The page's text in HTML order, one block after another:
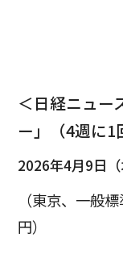
＜日経ニュ
ー」（4週に1
2026年4月9日（
（東京、一般
円）